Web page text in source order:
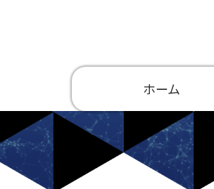
ホーム